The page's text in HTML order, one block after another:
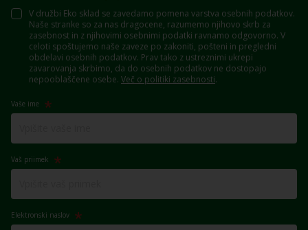
V družbi Eko sklad se zavedamo pomena varstva osebnih podatkov.
Naše stranke so za nas dragocene, razumemo njihovo skrb za
zasebnost in z njihovimi osebnimi podatki ravnamo odgovorno. V
celoti spoštujemo naše zaveze po zakoniti, pošteni in pregledni
obdelavi osebnih podatkov. Prav tako z ustreznimi ukrepi
zavarovanja skrbimo, da do osebnih podatkov ne dostopajo
nepooblaščene osebe. Več o politiki zasebnosti.
Vaše ime
Vaš priimek
Elektronski naslov